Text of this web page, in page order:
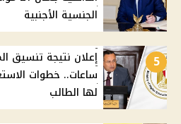
الجنسية الأجنبية
5
ساعات.. خطوات
لها الطالب